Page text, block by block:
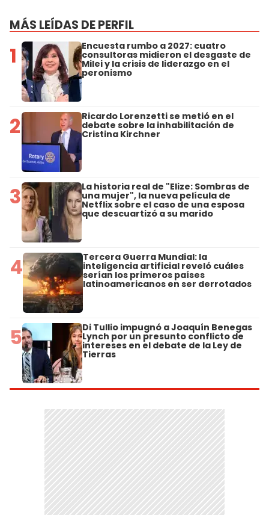
MÁS LEÍDAS DE PERFIL
1 Encuesta rumbo a 2027: cuatro
consultoras midieron el desgaste de
Milei y la crisis de liderazgo en el
peronismo
2 Ricardo Lorenzetti se metió en el
debate sobre la inhabilitación de
Cristina Kirchner
3 La historia real de "Elize: Sombras de
una mujer", la nueva película de
Netflix sobre el caso de una esposa
que descuartizó a su marido
4 Tercera Guerra Mundial: la
inteligencia artificial reveló cuáles
serían los primeros países
latinoamericanos en ser derrotados
5 Di Tullio impugnó a Joaquín Benegas
Lynch por un presunto conflicto de
intereses en el debate de la Ley de
Tierras